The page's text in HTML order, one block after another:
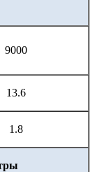
9000
13.6
1.8